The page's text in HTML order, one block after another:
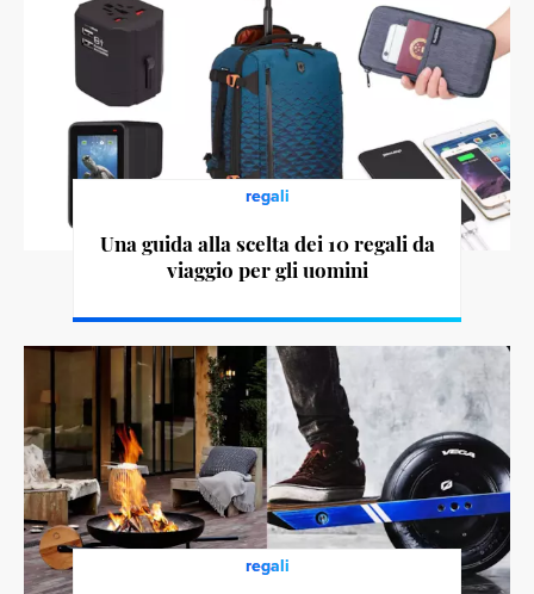
regali
Una guida alla scelta dei 10 regali da
viaggio per gli uomini
regali